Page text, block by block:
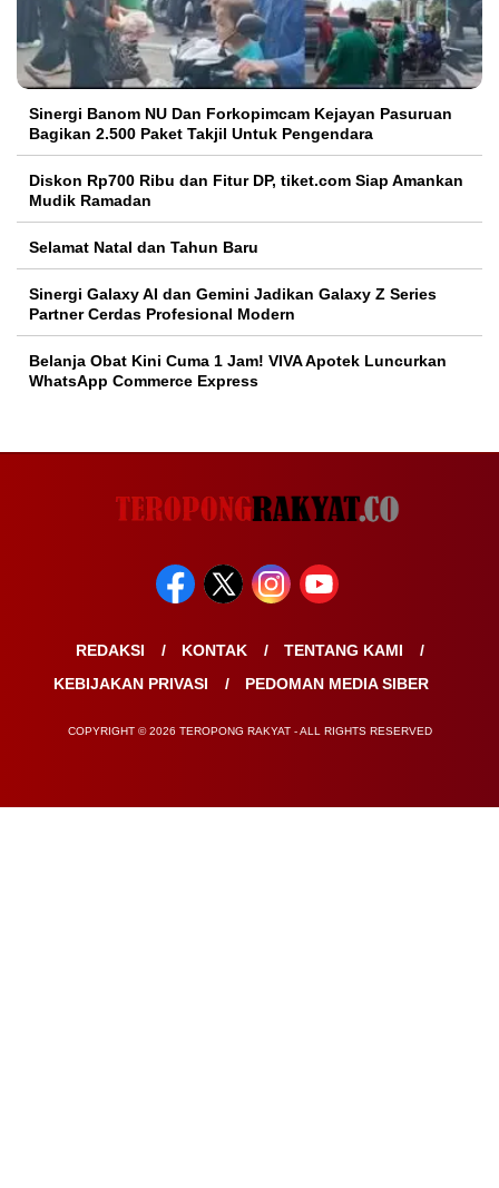
Sinergi Banom NU Dan Forkopimcam Kejayan Pasuruan
Bagikan 2.500 Paket Takjil Untuk Pengendara
Diskon Rp700 Ribu dan Fitur DP, tiket.com Siap Amankan
Mudik Ramadan
Selamat Natal dan Tahun Baru
Sinergi Galaxy AI dan Gemini Jadikan Galaxy Z Series
Partner Cerdas Profesional Modern
Belanja Obat Kini Cuma 1 Jam! VIVA Apotek Luncurkan
WhatsApp Commerce Express
REDAKSI KONTAK
TENTANG KAMI
KEBIJAKAN PRIVASI
PEDOMAN MEDIA SIBER
COPYRIGHT © 2026 TEROPONG RAKYAT - ALL RIGHTS RESERVED